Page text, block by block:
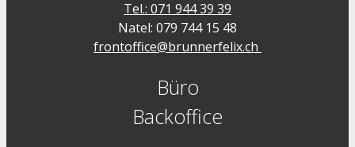
Tel.: 071 944 39 39
Natel: 079 744 15 48
frontoffice@brunnerfelix.ch
Büro
Backoffice